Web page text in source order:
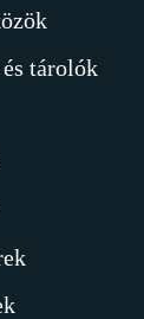
tárolók